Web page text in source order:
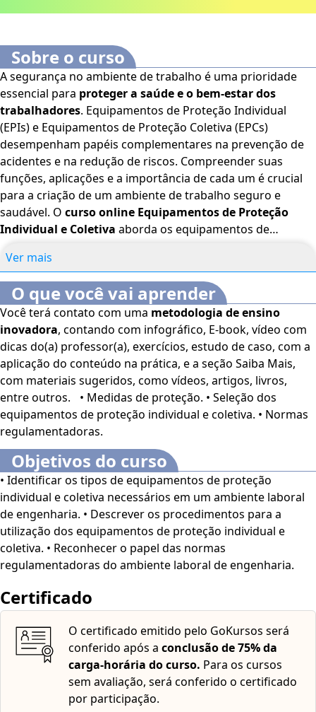
Sobre o curso
A segurança no ambiente de trabalho é uma prioridade
essencial para proteger a saúde e o bem-estar dos
trabalhadores. Equipamentos de Proteção Individual
(EPIs) e Equipamentos de Proteção Coletiva (EPCs)
desempenham papéis complementares na prevenção de
acidentes e na redução de riscos. Compreender suas
funções, aplicações e a importância de cada um é crucial
para a criação de um ambiente de trabalho seguro e
saudável. O curso online Equipamentos de Proteção
Individual e Coletiva aborda os equipamentos de
organizações. O cursista conhecerá ainda as normas
regulamentadoras que orientam a área de segurança do
trabalho. O Curso é voltado para estudantes e
profissionais da área de Segurança do Trabalho, Além do
Público em geral interessado pelo tema.O curso dispõe
dos seguintes recursos de acessibilidade: cores em alto
contraste, aumento de fonte e tradução automática
mediante a Língua Brasileira de Sinais (Libras). Para
ativar esses recursos, acesse "minha conta" do lado
direito da tela na parte superior e habilite de acordo
com sua necessidade.
disponível por até 120 dias após a compra.
Ver mais
O que você vai aprender
Você terá contato com uma metodologia de ensino
inovadora, contando com infográfico, E-book, vídeo com
dicas do(a) professor(a), exercícios, estudo de caso, com a
aplicação do conteúdo na prática, e a seção Saiba Mais,
com materiais sugeridos, como vídeos, artigos, livros,
entre outros. • Medidas de proteção. • Seleção dos
equipamentos de proteção individual e coletiva. • Normas
regulamentadoras.
Objetivos do curso
• Identificar os tipos de equipamentos de proteção
individual e coletiva necessários em um ambiente laboral
de engenharia. • Descrever os procedimentos para a
utilização dos equipamentos de proteção individual e
coletiva. • Reconhecer o papel das normas
regulamentadoras do ambiente laboral de engenharia.
Certificado
O certificado emitido pelo GoKursos será
conferido após a conclusão de 75% da
carga-horária do curso. Para os cursos
sem avaliação, será conferido o certificado
por participação.